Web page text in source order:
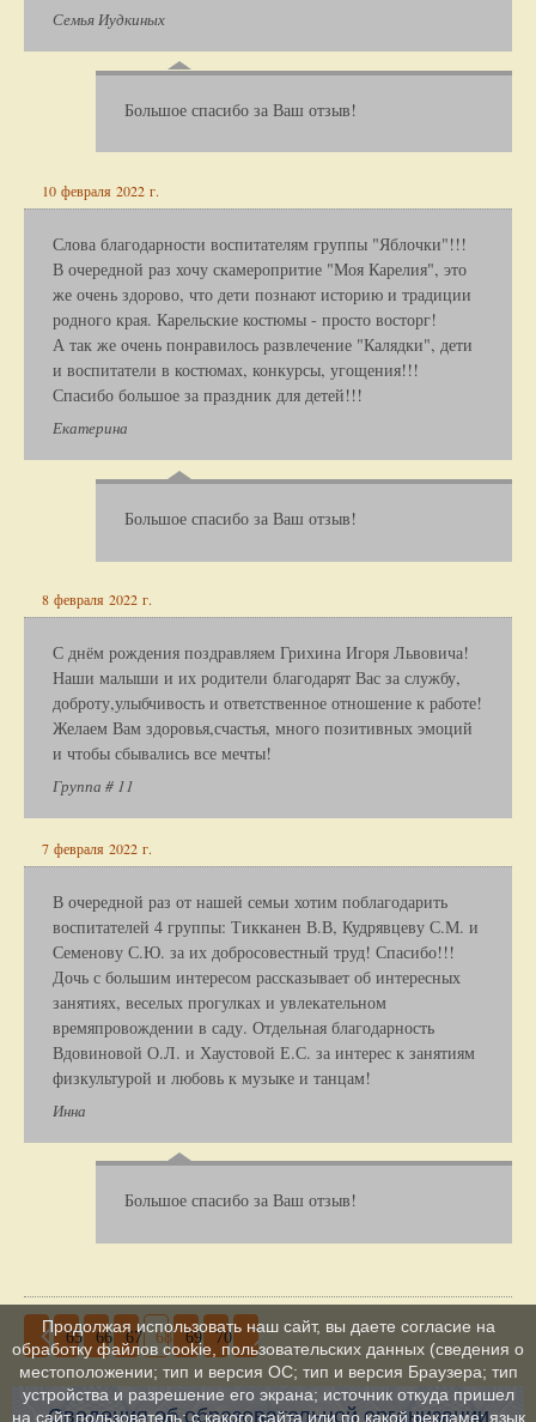
Семья Иудкиных
Большое спасибо за Ваш отзыв!
10 февраля 2022 г.
Слова благодарности воспитателям группы "Яблочки"!!!
В очередной раз хочу скамеропритие "Моя Карелия", это
же очень здорово, что дети познают историю и традиции
родного края. Карельские костюмы - просто восторг!
А так же очень понравилось развлечение "Калядки", дети
и воспитатели в костюмах, конкурсы, угощения!!!
Спасибо большое за праздник для детей!!!
Екатерина
Большое спасибо за Ваш отзыв!
8 февраля 2022 г.
С днём рождения поздравляем Грихина Игоря Львовича!
Наши малыши и их родители благодарят Вас за службу,
доброту,улыбчивость и ответственное отношение к работе!
Желаем Вам здоровья,счастья, много позитивных эмоций
и чтобы сбывались все мечты!
Группа # 11
7 февраля 2022 г.
В очередной раз от нашей семьи хотим поблагодарить
воспитателей 4 группы: Тикканен В.В, Кудрявцеву С.М. и
Семенову С.Ю. за их добросовестный труд! Спасибо!!!
Дочь с большим интересом рассказывает об интересных
занятиях, веселых прогулках и увлекательном
времяпровождении в саду. Отдельная благодарность
Вдовиновой О.Л. и Хаустовой Е.С. за интерес к занятиям
физкультурой и любовь к музыке и танцам!
Инна
Большое спасибо за Ваш отзыв!
65 66 67 68 69 70
Сведения об образовательной организации
Продолжая использовать наш сайт, вы даете согласие на
обработку файлов cookie, пользовательских данных (сведения о
местоположении; тип и версия ОС; тип и версия Браузера; тип
устройства и разрешение его экрана; источник откуда пришел
на сайт пользователь; с какого сайта или по какой рекламе; язык